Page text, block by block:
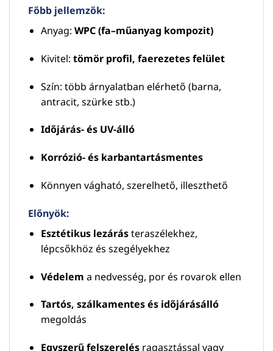
Főbb jellemzők:
Anyag: WPC (fa–műanyag kompozit)
Kivitel: tömör profil, faerezetes felület
Szín: több árnyalatban elérhető (barna,
antracit, szürke stb.)
Időjárás- és UV-álló
Korrózió- és karbantartásmentes
Könnyen vágható, szerelhető, illeszthető
Előnyök:
Esztétikus lezárásteraszélekhez,
lépcsőkhöz és szegélyekhez
Védelem a nedvesség, por és rovarok ellen
Tartós, szálkamentes és időjárásálló
megoldás
Egyszerű felszerelésragasztással vagy